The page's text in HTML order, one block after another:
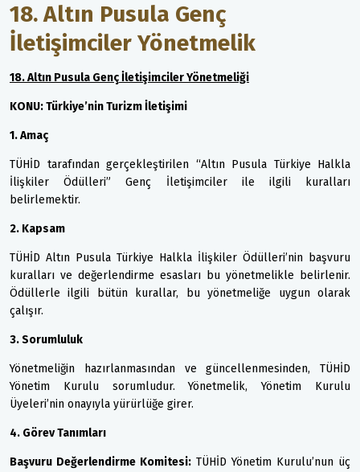
18. Altın Pusula Genç
İletişimciler Yönetmelik
18. Altın Pusula Genç İletişimciler Yönetmeliği
KONU: Türkiye’nin Turizm İletişimi
1. Amaç
TÜHİD tarafından gerçekleştirilen “Altın Pusula Türkiye Halkla
İlişkiler Ödülleri” Genç İletişimciler ile ilgili kuralları
belirlemektir.
2. Kapsam
TÜHİD Altın Pusula Türkiye Halkla İlişkiler Ödülleri’nin başvuru
kuralları ve değerlendirme esasları bu yönetmelikle belirlenir.
Ödüllerle ilgili bütün kurallar, bu yönetmeliğe uygun olarak
çalışır.
3. Sorumluluk
Yönetmeliğin hazırlanmasından ve güncellenmesinden, TÜHİD
Yönetim Kurulu sorumludur. Yönetmelik, Yönetim Kurulu
Üyeleri’nin onayıyla yürürlüğe girer.
4. Görev Tanımları
Başvuru Değerlendirme Komitesi: TÜHİD Yönetim Kurulu’nun üç